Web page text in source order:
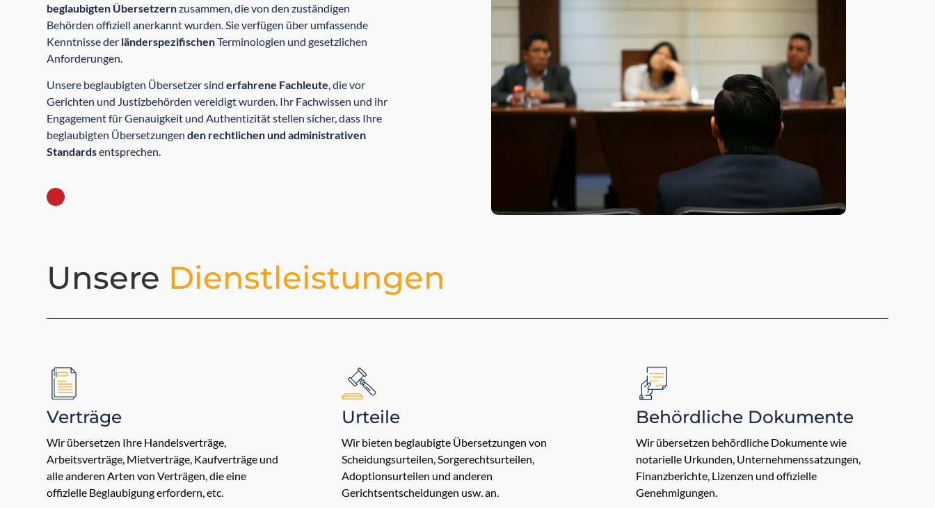
beglaubigten Übersetzernzusammen, die von den zuständigen
Behörden offiziell anerkannt wurden. Sie verfügen über umfassende
Kenntnisse der länderspezifischenTerminologien und gesetzlichen
Anforderungen.
Unsere beglaubigten Übersetzer sinderfahrene Fachleute, die vor
Gerichten und Justizbehörden vereidigt wurden. Ihr Fachwissen und ihr
Engagement für Genauigkeit und Authentizität stellen sicher, dass Ihre
beglaubigten Übersetzungenden rechtlichen und administrativen
Standardsentsprechen.
Unsere Dienstleistungen
Verträge
Wir übersetzen Ihre Handelsverträge,
Arbeitsverträge, Mietverträge, Kaufverträge und
alle anderen Arten von Verträgen, die eine
offizielle Beglaubigung erfordern, etc.
Urteile
Wir bieten beglaubigte Übersetzungen von
Scheidungsurteilen, Sorgerechtsurteilen,
Adoptionsurteilen und anderen
Gerichtsentscheidungen usw. an.
Behördliche Dokumente
Wir übersetzen behördliche Dokumente wie
notarielle Urkunden, Unternehmenssatzungen,
Finanzberichte, Lizenzen und offizielle
Genehmigungen.